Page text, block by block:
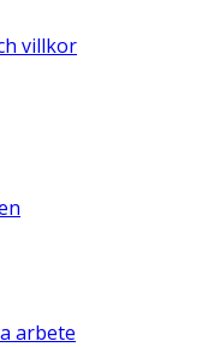
villkor
arbete